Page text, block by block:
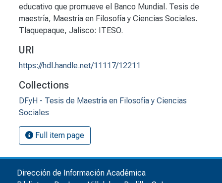
educativo que promueve el Banco Mundial. Tesis de
maestría, Maestría en Filosofía y Ciencias Sociales.
Tlaquepaque, Jalisco: ITESO.
URI
https://hdl.handle.net/11117/12211
Collections
DFyH - Tesis de Maestría en Filosofía y Ciencias
Sociales
Full item page
Dirección de Información Académica